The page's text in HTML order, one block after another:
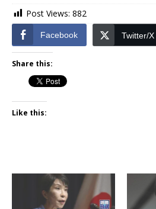
Post Views: 882
Facebook Twitter/X
Share this:
Like this: